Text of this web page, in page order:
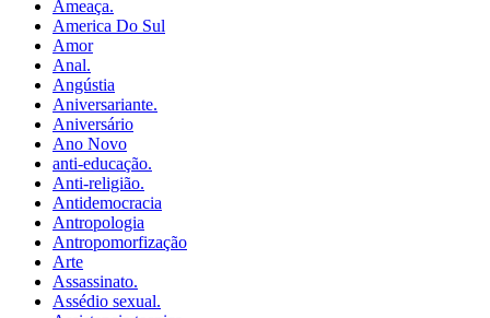
Ameaça.
America Do Sul
Amor
Anal.
Angústia
Aniversariante.
Aniversário
Ano Novo
anti-educação.
Anti-religião.
Antidemocracia
Antropologia
Antropomorfização
Arte
Assassinato.
Assédio sexual.